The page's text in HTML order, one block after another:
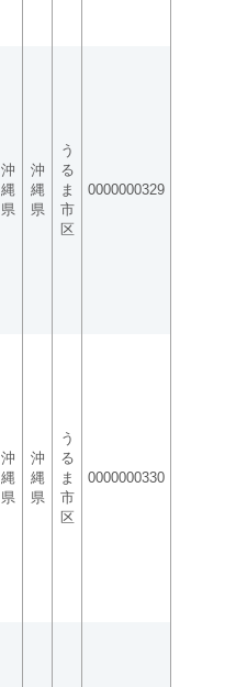
沖
縄
県
沖
縄
県
う
る
ま
市
区
0000000329
沖
縄
県
沖
縄
県
う
る
ま
市
区
0000000330